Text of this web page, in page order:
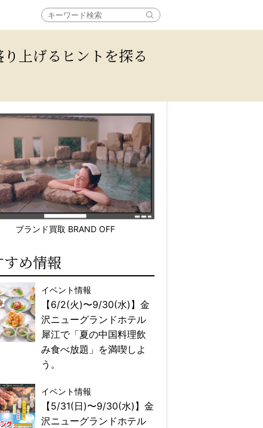
上げるヒントを探る
ブランド買取 BRAND OFF
すめ情報
イベント情報
【6/2(火)〜9/30(水)】金
沢ニューグランドホテル
犀江で「夏の中国料理飲
み食べ放題」を満喫しよ
う。
イベント情報
【5/31(日)〜9/30(水)】金
沢ニューグランドホテル